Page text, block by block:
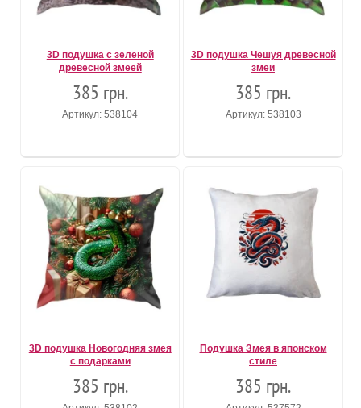
3D подушка с зеленой
древесной змеей
385 грн.
Артикул: 538104
3D подушка Чешуя древесной
змеи
385 грн.
Артикул: 538103
3D подушка Новогодняя змея
с подарками
385 грн.
Подушка Змея в японском
стиле
385 грн.